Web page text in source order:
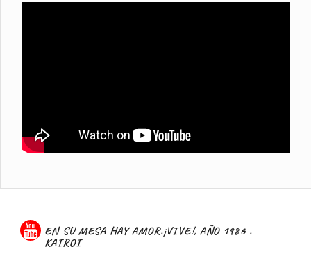
EN SU MESA HAY AMOR.¡VIVE!, AÑO 1986 .
KAIROI